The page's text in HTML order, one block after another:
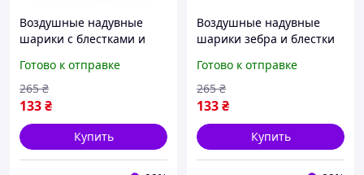
Воздушные надувные
шарики с блестками и
аксесуары для празника
дня рождения Разные
цвета dax
Готово к отправке
133₴
265 ₴
Купить
Воздушные надувные
шарики зебра и блестки
для празника дня
рождения Синие dax
Готово к отправке
133₴
265 ₴
Купить